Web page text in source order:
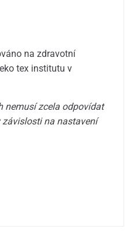
na zdravotní
tex institutu v
nemusí zcela odpovídat
na nastavení